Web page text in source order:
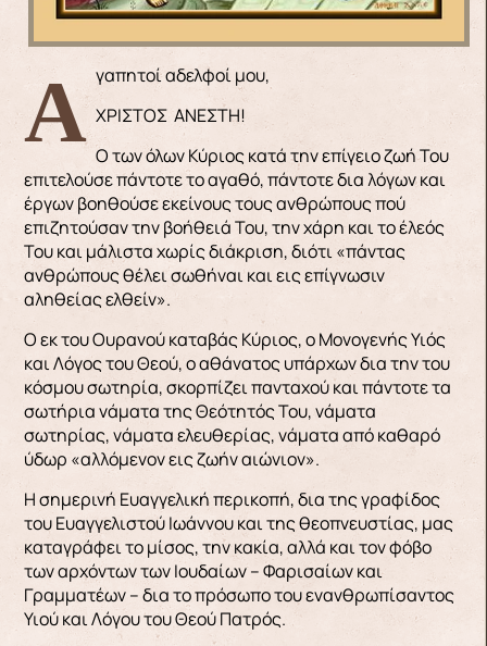
Αγαπητοί αδελφοί μου,
ΧΡΙΣΤΟΣ ΑΝΕΣΤΗ!
Ο των όλων Κύριος κατά την επίγειο ζωή Του
επιτελούσε πάντοτε το αγαθό, πάντοτε δια λόγων και
έργων βοηθούσε εκείνους τους ανθρώπους πού
επιζητούσαν την βοήθειά Του, την χάρη και το έλεός
Του και μάλιστα χωρίς διάκριση, διότι «πάντας
ανθρώπους θέλει σωθήναι και εις επίγνωσιν
αληθείας ελθείν».
Ο εκ του Ουρανού καταβάς Κύριος, ο Μονογενής Υιός
και Λόγος του Θεού, ο αθάνατος υπάρχων δια την του
κόσμου σωτηρία, σκορπίζει πανταχού και πάντοτε τα
σωτήρια νάματα της Θεότητός Του, νάματα
σωτηρίας, νάματα ελευθερίας, νάματα από καθαρό
ύδωρ «αλλόμενον εις ζωήν αιώνιον».
Η σημερινή Ευαγγελική περικοπή, δια της γραφίδος
του Ευαγγελιστού Ιωάννου και της θεοπνευστίας, μας
καταγράφει το μίσος, την κακία, αλλά και τον φόβο
των αρχόντων των Ιουδαίων – Φαρισαίων και
Γραμματέων – δια το πρόσωπο του ενανθρωπίσαντος
Υιού και Λόγου του Θεού Πατρός.